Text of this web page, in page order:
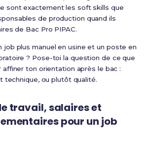
sont exactement les soft skills que
de production quand ils
de Bac Pro PIPAC.
job plus manuel en usine et un poste en
? Pose-toi la question de ce que
ton orientation après le bac :
technique, ou plutôt qualité.
travail, salaires et
pour un job